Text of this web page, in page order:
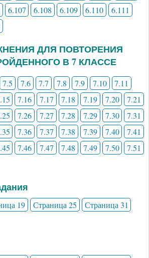
6.107 6.108 6.109 6.110
6.111
ДЛЯ ПОВТОРЕНИЯ
В 7 КЛАССЕ
7.5 7.6 7.7 7.8 7.9 7.10
7.11
7.16 7.17 7.18 7.19 7.20
7.21
7.26 7.27 7.28 7.29 7.30
7.31
7.36 7.37 7.38 7.39 7.40
7.41
7.46 7.47 7.48 7.49 7.50
7.51
19 Страница 25
Страница 31